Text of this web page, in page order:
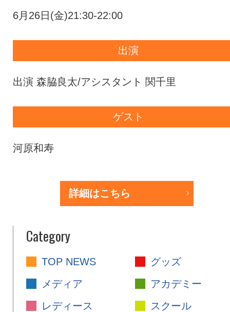
6月26日(金)21:30-22:00
出演
出演 森脇良太/アシスタント 関千里
ゲスト
河原和寿
詳細はこちら
Category
TOP NEWS
グッズ
メディア
アカデミー
レディース
スクール